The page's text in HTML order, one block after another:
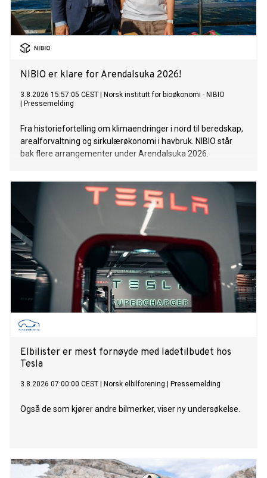
NIBIO er klare for Arendalsuka 2026!
3.8.2026 15:57:05 CEST
Norsk institutt for bioøkonomi - NIBIO
Pressemelding
Fra historiefortelling om klimaendringer i nord til beredskap,
arealforvaltning og sirkulærøkonomi i havbruk. NIBIO står
bak flere arrangementer under Arendalsuka 2026.
Elbilister er mest fornøyde med ladetilbudet hos
Tesla
3.8.2026 07:00:00 CEST Norsk elbilforening Pressemelding
Også de som kjører andre bilmerker, viser ny undersøkelse.